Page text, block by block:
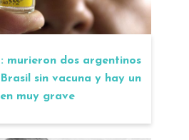
murieron dos argentinos
sin vacuna y hay un
muy grave